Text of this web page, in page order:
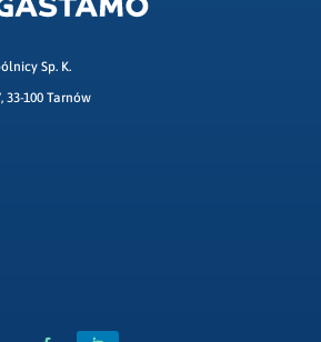
Sp. K.
33-100 Tarnów